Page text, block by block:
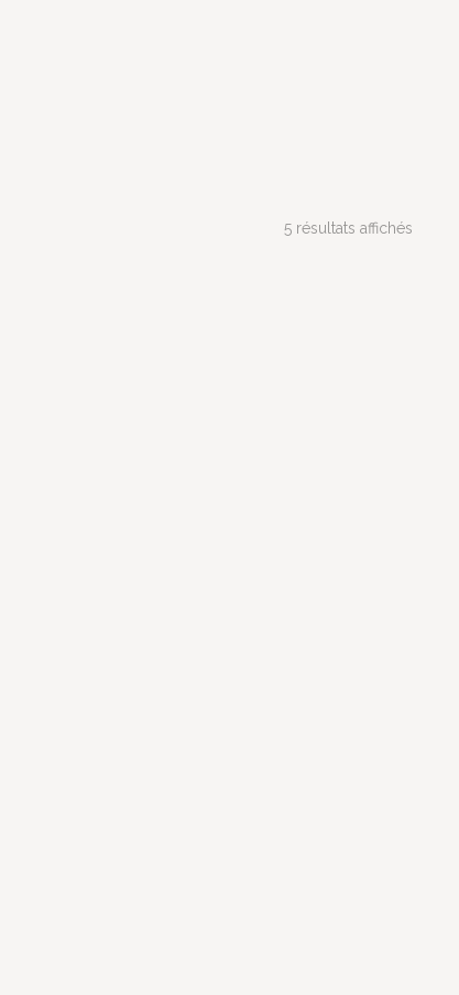
5 résultats affichés